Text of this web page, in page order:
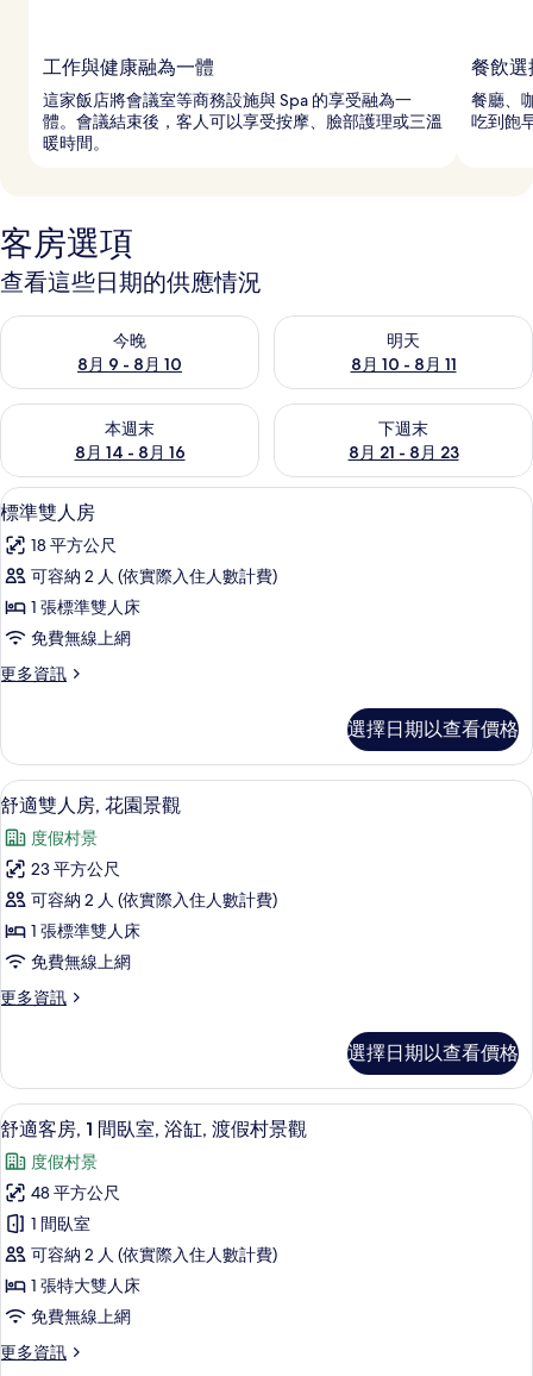
工作與健康融為一體
這家飯店將會議室等商務設施與 Spa 的享受融為一
體。會議結束後，客人可以享受按摩、臉部護理或三溫
暖時間。
餐飲選
餐廳、
吃到飽
客房選項
查看這些日期的供應情況
今晚
8月 9 - 8月 10
查看今晚 (8月 9 - 8月 10) 的供應情況
明天
8月 10 - 8月 11
查看明天 (8月 10 - 8月 11) 的
本週末
8月 14 - 8月 16
查看本週末 (8月 14 - 8月 16) 的供應情況
下週末
8月 21 - 8月 23
查看下週末 (8月 21 - 8月 23)
顯
示
標
準
雙
人
房
所
有
相
片
標準雙人房 | 低過敏寢具、客房內保
4
標準雙人房
18 平方公尺
可容納 2 人 (依實際入住人數計費)
1 張標準雙人床
免費無線上網
更多資訊
更
雙
人
房
詳
情
選擇日期以查看價格
顯
示
舒
適
雙
人
房,
花
景
觀
的
所
有
相
片
舒適雙人房, 花園景觀 | 低過敏寢具、
7
舒適雙人房, 花園景觀
度假村景
23 平方公尺
可容納 2 人 (依實際入住人數計費)
1 張標準雙人床
免費無線上網
更多資訊
更
雙
人
房,
園
景
觀
的
詳
情
選擇日期以查看價格
顯
示
舒
適
客
房,
1
間
臥
舒適客房, 1 間臥室, 浴缸, 渡假村景觀
5
舒適客房, 1 間臥室, 浴缸, 渡假村景觀
度假村景
48 平方公尺
1 間臥室
可容納 2 人 (依實際入住人數計費)
1 張特大雙人床
免費無線上網
更多資訊
更